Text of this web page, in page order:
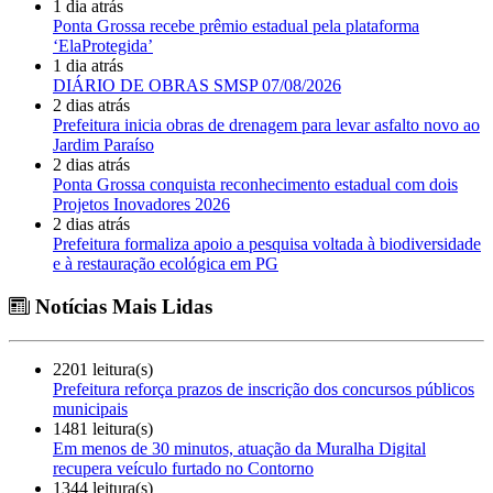
1 dia atrás
Ponta Grossa recebe prêmio estadual pela plataforma
‘ElaProtegida’
1 dia atrás
DIÁRIO DE OBRAS SMSP 07/08/2026
2 dias atrás
Prefeitura inicia obras de drenagem para levar asfalto novo ao
Jardim Paraíso
2 dias atrás
Ponta Grossa conquista reconhecimento estadual com dois
Projetos Inovadores 2026
2 dias atrás
Prefeitura formaliza apoio a pesquisa voltada à biodiversidade
e à restauração ecológica em PG
Notícias Mais Lidas
2201 leitura(s)
Prefeitura reforça prazos de inscrição dos concursos públicos
municipais
1481 leitura(s)
Em menos de 30 minutos, atuação da Muralha Digital
recupera veículo furtado no Contorno
1344 leitura(s)